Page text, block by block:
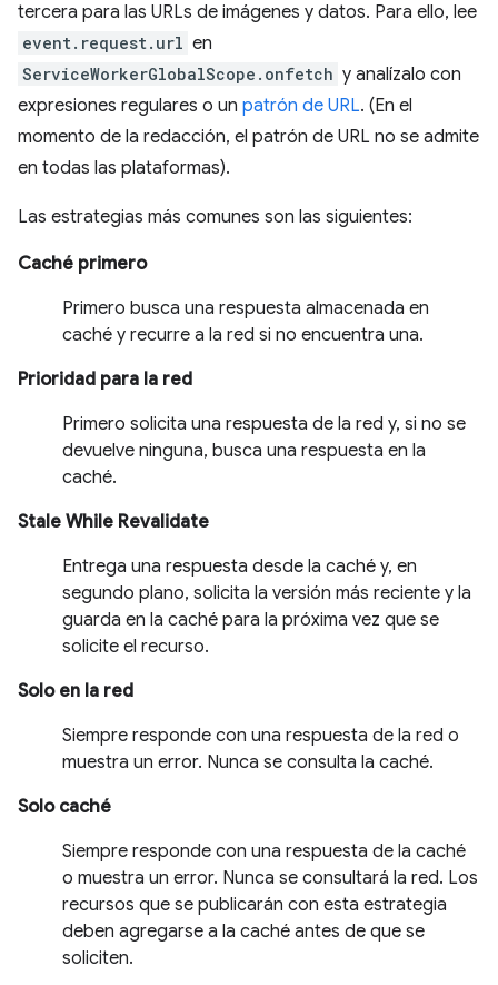
tercera para las URLs de imágenes y datos. Para ello, lee
event.request.url en
ServiceWorkerGlobalScope.onfetch y analízalo con
expresiones regulares o un patrón de URL. (En el
momento de la redacción, el patrón de URL no se admite
en todas las plataformas).
Las estrategias más comunes son las siguientes:
Caché primero
Primero busca una respuesta almacenada en
caché y recurre a la red si no encuentra una.
Prioridad para la red
Primero solicita una respuesta de la red y, si no se
devuelve ninguna, busca una respuesta en la
caché.
Stale While Revalidate
Entrega una respuesta desde la caché y, en
segundo plano, solicita la versión más reciente y la
guarda en la caché para la próxima vez que se
solicite el recurso.
Solo en la red
Siempre responde con una respuesta de la red o
muestra un error. Nunca se consulta la caché.
Solo caché
Siempre responde con una respuesta de la caché
o muestra un error. Nunca se consultará la red. Los
recursos que se publicarán con esta estrategia
deben agregarse a la caché antes de que se
soliciten.